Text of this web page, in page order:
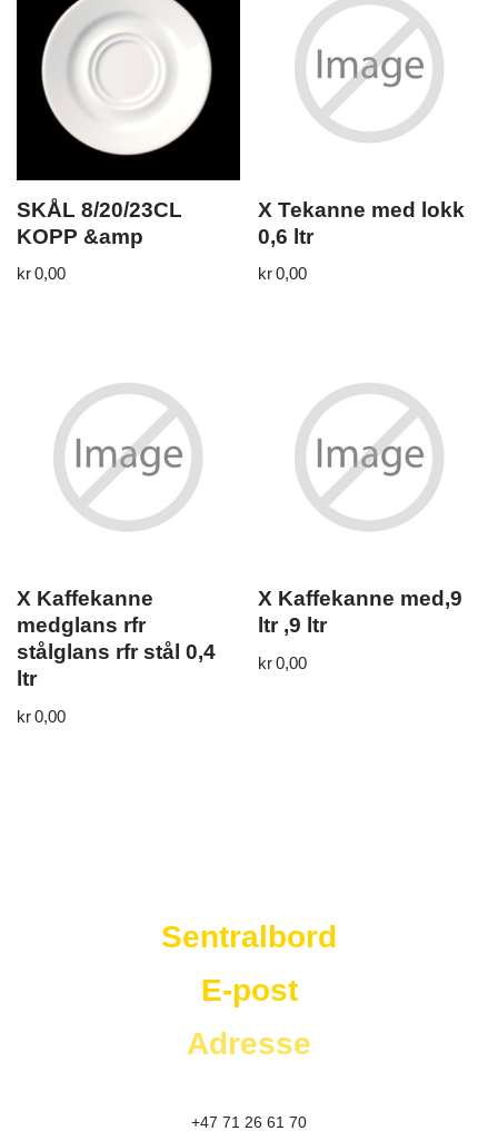
SKÅL 8/20/23CL
KOPP &amp
kr0,00
X Tekanne med lokk
0,6 ltr
kr0,00
X Kaffekanne
medglans rfr
stålglans rfr stål 0,4
ltr
kr0,00
X Kaffekanne med,9
ltr ,9 ltr
kr0,00
Sentralbord
E-post
Adresse
+47 71 26 61 70